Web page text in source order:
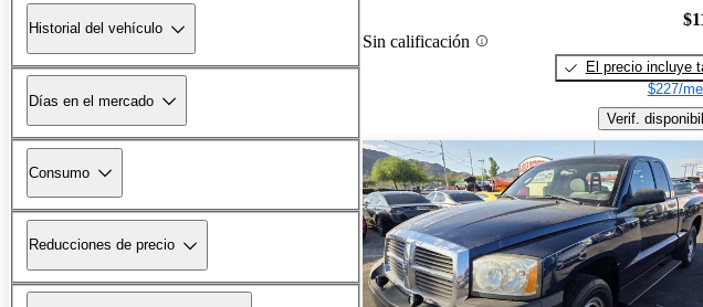
Historial del vehículo
Días en el mercado
Consumo
Reducciones de precio
Sin calificación
El precio incluye
$227/
Verif.